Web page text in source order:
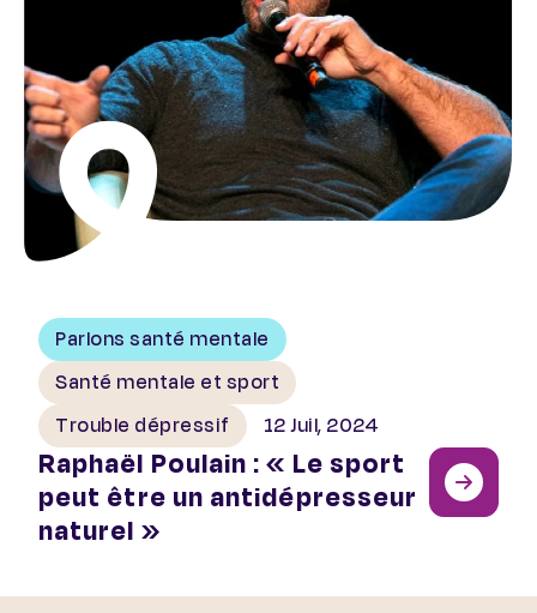
Parlons santé mentale
Santé mentale et sport
Trouble dépressif
12 Juil, 2024
Raphaël Poulain : « Le sport
peut être un antidépresseur
naturel »